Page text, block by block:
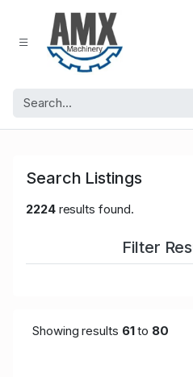
Search Listings
2224results found.
Filter
Showing results 61to 80